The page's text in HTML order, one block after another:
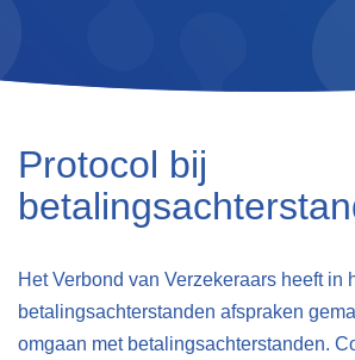
Protocol bij
Het Verbond van Verzekeraars heeft in
betalingsachterstanden afspraken
omgaan met betalingsachterstanden.